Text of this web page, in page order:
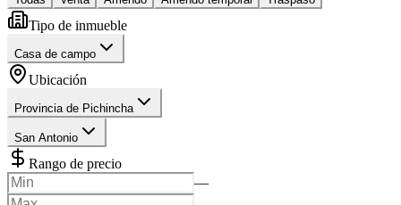
Tipo de inmueble
Casa de campo
Ubicación
Provincia de Pichincha
San Antonio
Rango de precio
—